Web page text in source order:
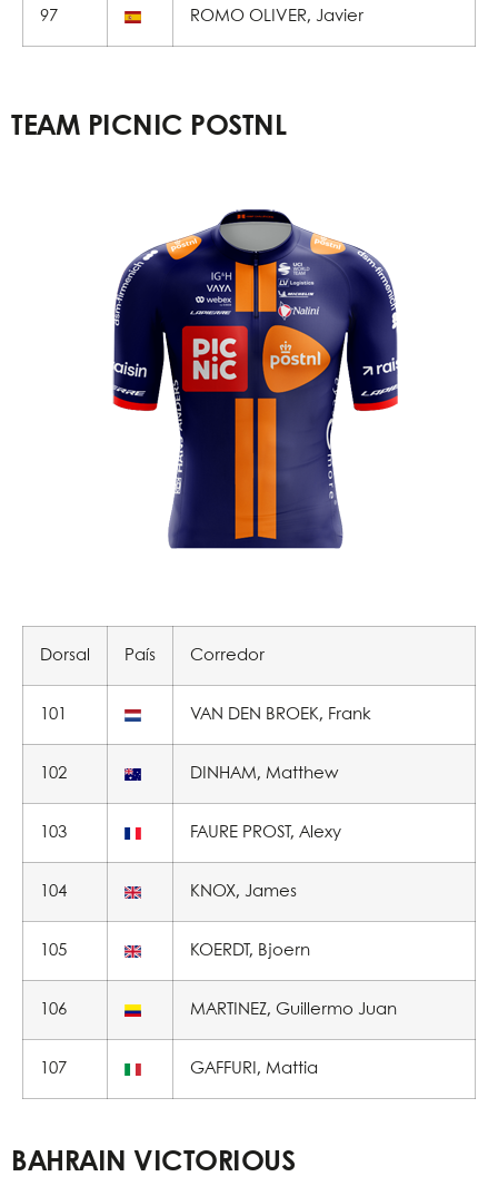
97 ROMO OLIVER, Javier
TEAM PICNIC POSTNL
Dorsal País Corredor
101 VAN DEN BROEK, Frank
102 DINHAM, Matthew
103 FAURE PROST, Alexy
104 KNOX, James
105 KOERDT, Bjoern
106 MARTINEZ, Guillermo Juan
107 GAFFURI, Mattia
BAHRAIN VICTORIOUS